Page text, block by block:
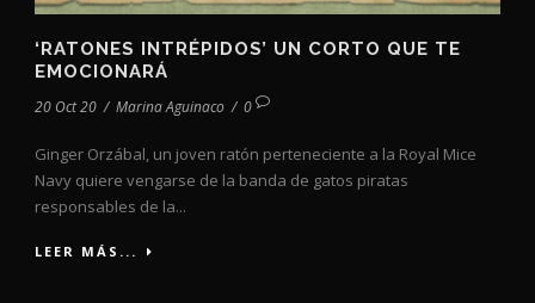
‘RATONES INTRÉPIDOS’ UN CORTO QUE TE
EMOCIONARÁ
20 Oct 20 / Marina Aguinaco / 0
Ginger Orzábal, un joven ratón perteneciente a la Royal Mice
Navy quiere vengarse de la banda de gatos piratas
responsables de la...
LEER MÁS...